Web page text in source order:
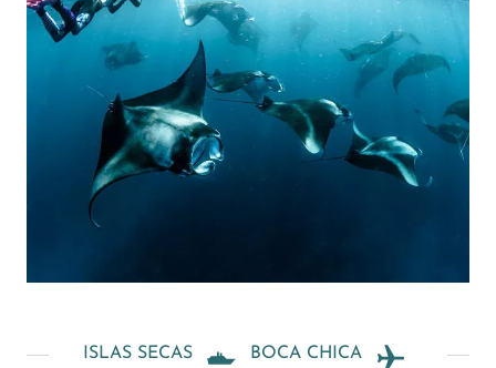
ISLAS SECAS
BOCA CHICA